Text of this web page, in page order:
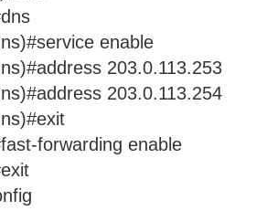
enable
203.0.113.253
203.0.113.254
forwarding enable